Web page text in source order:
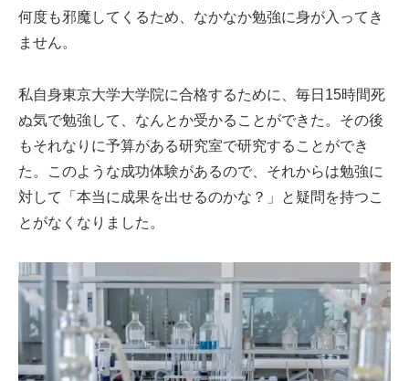
何度も邪魔してくるため、なかなか勉強に身が入ってき
ません。
私自身東京大学大学院に合格するために、毎日15時間死
ぬ気で勉強して、なんとか受かることができた。その後
もそれなりに予算がある研究室で研究することができ
た。このような成功体験があるので、それからは勉強に
対して「本当に成果を出せるのかな？」と疑問を持つこ
とがなくなりました。